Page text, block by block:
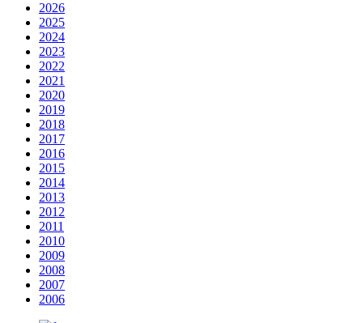
2026
2025
2024
2023
2022
2021
2020
2019
2018
2017
2016
2015
2014
2013
2012
2011
2010
2009
2008
2007
2006